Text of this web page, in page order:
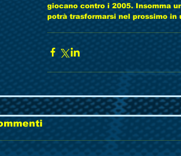
giocano contro i 2005. Insomma
potrà trasformarsi nel prossimo